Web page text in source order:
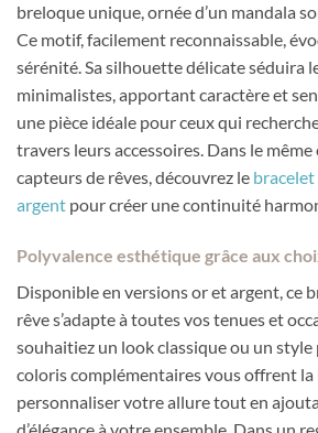
breloque unique, ornée d’un mandala
Ce motif, facilement reconnaissable,
sérénité. Sa silhouette délicate séduira
minimalistes, apportant caractère et
une pièce idéale pour ceux qui
travers leurs accessoires. Dans le
capteurs de rêves, découvrez le
argent pour créer une continuité
Polyvalence esthétique grâce aux
Disponible en versions or et argent, ce
rêve s’adapte à toutes vos tenues et
souhaitiez un look classique ou un style
coloris complémentaires vous offrent
personnaliser votre allure tout en